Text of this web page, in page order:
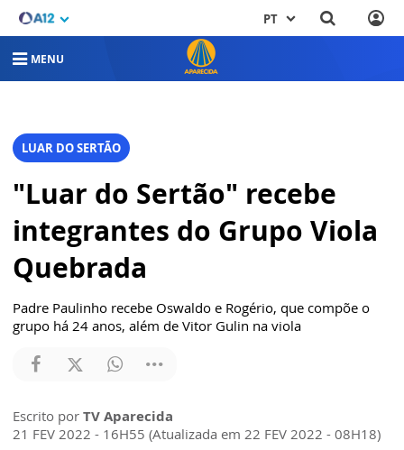
PT
MENU
LUAR DO SERTÃO
"Luar do Sertão" recebe
integrantes do Grupo Viola
Quebrada
Padre Paulinho recebe Oswaldo e Rogério, que compõe o
grupo há 24 anos, além de Vitor Gulin na viola
Escrito por TV Aparecida
21 FEV 2022 - 16H55 (Atualizada em 22 FEV 2022 - 08H18)